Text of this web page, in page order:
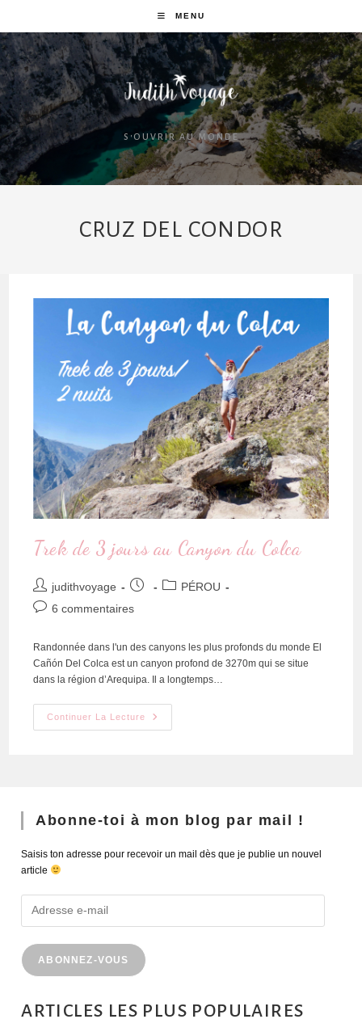
MENU
S'OUVRIR AU MONDE
CRUZ DEL CONDOR
Trek de 3 jours au Canyon du Colca
judithvoyage
PÉROU
6 commentaires
Randonnée dans l'un des canyons les plus profonds du monde El
Cañón Del Colca est un canyon profond de 3270m qui se situe
dans la région d’Arequipa. Il a longtemps…
Continuer La Lecture
Abonne-toi à mon blog par mail !
Saisis ton adresse pour recevoir un mail dès que je publie un nouvel
article
ABONNEZ-VOUS
ARTICLES LES PLUS POPULAIRES